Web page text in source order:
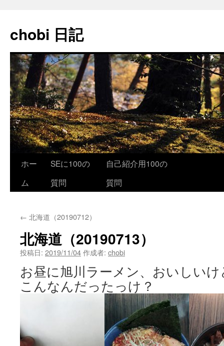
テ
ン
へ
ス
ッ
プ
chobi 日記
ホー
ム
SEに100の
質問
自己紹介用100の
質問
← 北海道（20190712）
北海道（20190713）
投稿日: 2019/11/04作成者: chobi
お昼に旭川ラーメン、おいしい
こんなんだったっけ？